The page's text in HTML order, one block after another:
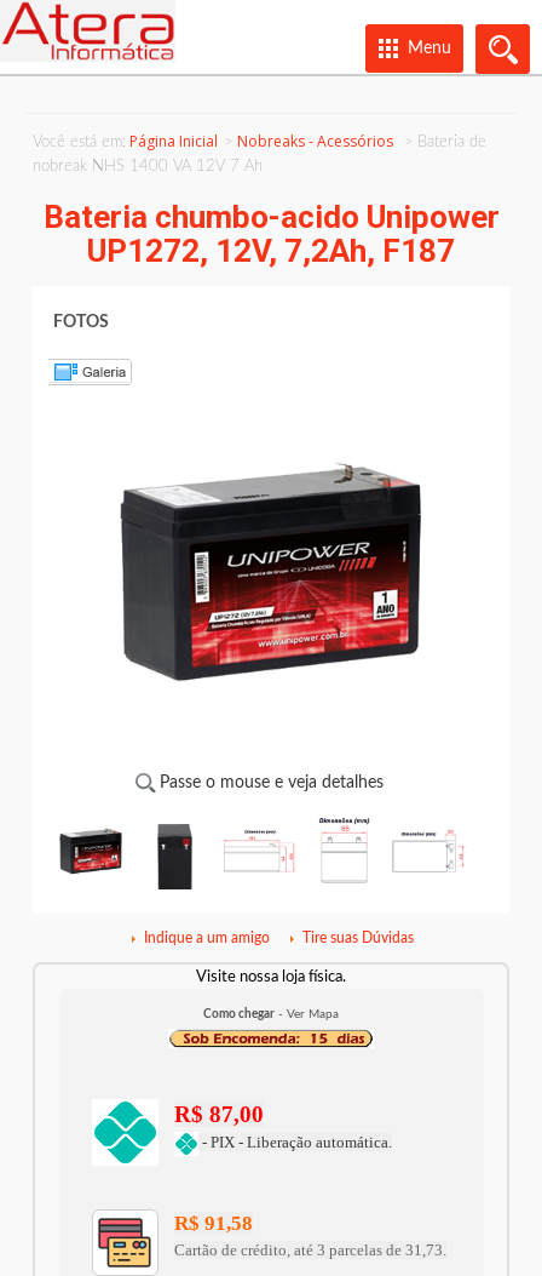
Menu
Você está em: Página Inicial Nobreaks - Acessórios
Bateria de
nobreak NHS 1400 VA 12V 7 Ah
Bateria chumbo-acido Unipower
UP1272, 12V, 7,2Ah, F187
FOTOS
Passe o mouse e veja detalhes
Indique a um amigo Tire suas Dúvidas
Visite nossa loja física.
Como chegar - Ver Mapa
R$ 87,00
- PIX - Liberação automática.
R$ 91,58
Cartão de crédito, até 3 parcelas de 31,73.